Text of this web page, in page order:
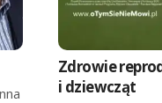
Zdrowie
i dziewcząt